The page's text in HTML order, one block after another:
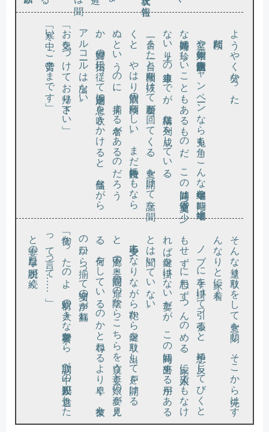
よ
。
検問だ。
盆や年末年始
の飲酒運転防止
キ
ャ
ン
ペー
ン
な
ら兎
も角
、
こ
ん
な中途半端
な時期
、中途半端
な時間帯に珍
し
い
こ
と
も
あ
る
も
の
だ
。
こ
の時間
は交通量
の少
ない上
り
の車線
ま
で
が
、結構
な列
を成
し
て
い
る
。
一台ま
た一台
と検問
を抜
け
て順番
が回
っ
て
く
る
。窓
を開
け
て話
を聞
くと
、
や
は
り飲酒
の検問
ら
し
い
。
ま
だ午後六時
に
も
な
ら
ぬと
い
う
の
に
、捕
ま
る者
が
あ
る
の
だ
ろ
う
か。婦警
の指示
に従
っ
て測定器
に息
を吹
き
か
け
る
と
、当然
な
が
ら
アル
コー
ル
は出
な
い
。
「お気をつけてお帰り下さい」
「寒い中、ご苦労さまです」
そ
ん
な遣
り取
り
を
し
て窓
を閉
じ
、
そ
こ
か
ら先
は
す
ん
な
り
と家
に着
く
。
ノ
ブ
に手
を掛
け
て引
っ張
る
と
、予想
に反
し
て
び
く
と
もせ
ず
に思
わ
ず
つ
ん
の
め
る
。家
に娘一人
で
も
な
け
れば鍵
を掛
け
な
い妻
だ
が
、
こ
の時間
に外出
す
る用
が
あ
る
とは聞
い
て
い
な
い
。
少々不安に
な
り
な
が
ら鞄
か
ら鍵
を取
り出
し
て戸
を開
け
る
と、廊下
の奥
、居間
の扉
の陰
か
ら
こ
ち
ら
を窺
う妻
と娘
の姿
が見
え
る。何
を
し
て
い
る
の
か
と尋
ね
る
よ
り早
く
、彼女
ら
の口か
ら揃
っ
て安堵
の声
が漏
れ
、
「怖か
っ
た
の
よ
、駅前
の大
き
な警察署
か
ら
、取調
べ中
の殺人犯
が逃亡
し
た
っ
て言
っ
て
…
…」
と妻の早口な説明が続く。